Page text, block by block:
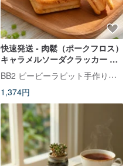
快速発送 - 肉鬆（ポークフロス）
キャラメルソーダクラッカー キ
ャラメル＋肉鬆（ポークフロ
ス）サンド オリジナルレシピ 手
作り
BB2 ビービーラビット手作りクッキー
1,374円